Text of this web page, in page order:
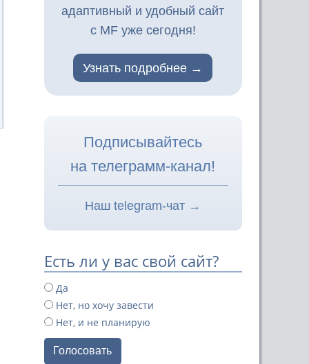
адаптивный и удобный сайт
с MF уже сегодня!
Узнать подробнее
Подписывайтесь
на телеграмм-канал!
Наш telegram-чат →
Есть ли у вас свой сайт?
Да
Нет, но хочу завести
Нет, и не планирую
Голосовать